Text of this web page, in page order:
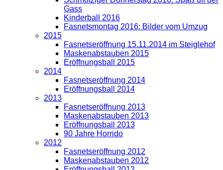
Gass
Kinderball 2016
Fasnetsmontag 2016: Bilder vom Umzug
2015
Fasnetseröffnung 15.11.2014 im Steiglehof
Maskenabstauben 2015
Eröffnungsball 2015
2014
Fasnetseröffnung 2014
Eröffnungsball 2014
2013
Fasnetseröffnung 2013
Maskenabstauben 2013
Eröffnungsball 2013
90 Jahre Horrido
2012
Fasnetseröffnung 2012
Maskenabstauben 2012